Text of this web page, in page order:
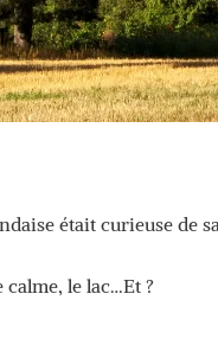
était curieuse de
calme, le lac…Et ?